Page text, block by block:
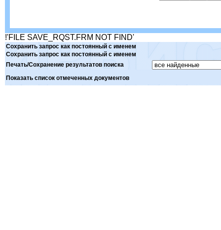
!'FILE SAVE_RQST.FRM NOT FIND'
Сохранить запрос как постоянный с именем
Сохранить запрос как постоянный с именем
Печать/Сохранение результатов поиска
Показать список отмеченных документов